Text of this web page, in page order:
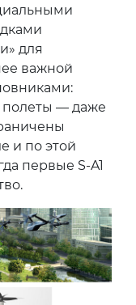
для
важной
— даже
и по этой
первые S-A1